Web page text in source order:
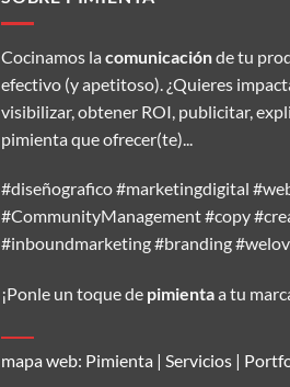
Cocinamos la comunicaciónde tu
efectivo (y apetitoso). ¿Quieres
visibilizar, obtener ROI, publicitar,
pimienta que ofrecer(te)...
#diseñografico #marketingdigital
#CommunityManagement #copy
#inboundmarketing #branding
¡Ponle un toque de pimientaa tu
mapa web: Pimienta | Servicios |